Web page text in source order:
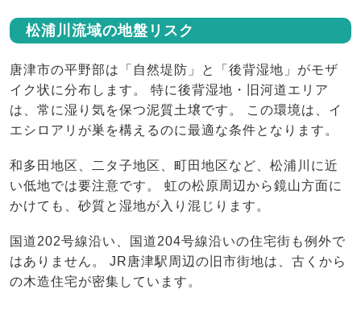
松浦川流域の地盤リスク
唐津市の平野部は「自然堤防」と「後背湿地」がモザ
イク状に分布します。 特に後背湿地・旧河道エリア
は、常に湿り気を保つ泥質土壌です。 この環境は、イ
エシロアリが巣を構えるのに最適な条件となります。
和多田地区、二タ子地区、町田地区など、松浦川に近
い低地では要注意です。 虹の松原周辺から鏡山方面に
かけても、砂質と湿地が入り混じります。
国道202号線沿い、国道204号線沿いの住宅街も例外で
はありません。 JR唐津駅周辺の旧市街地は、古くから
の木造住宅が密集しています。